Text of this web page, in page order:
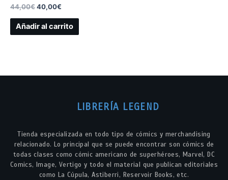
44,00€40,00€
Añadir al carrito
LIBRERÍA LEGEND
Tienda especializada en todo tipo de cómics y merchandising
relacionado. Lo principal que se puede encontrar son cómics de
todas clases como cómic americano de superhéroes, Marvel, DC
Comics, Image, Vertigo y todo el material que publican editoriales
como La Cúpula, Astiberri, Reservoir Books, etc.